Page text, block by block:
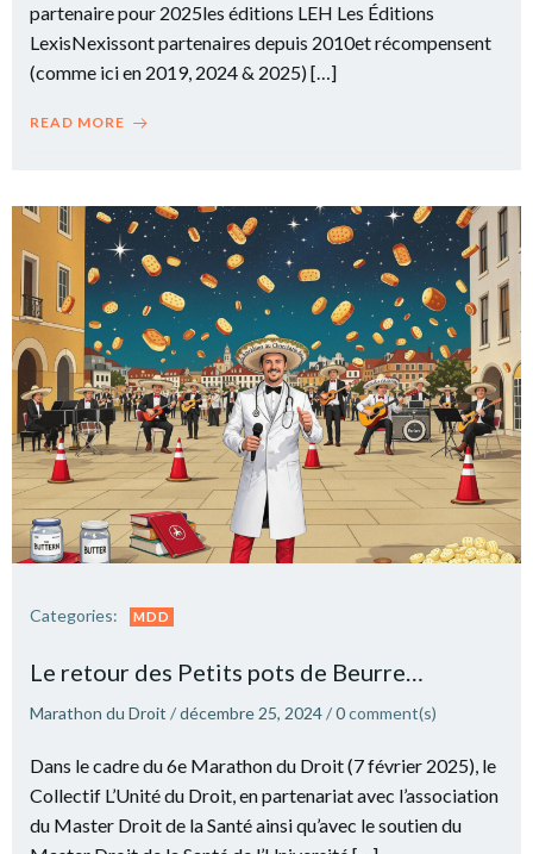
partenaire pour 2025les éditions LEH Les Éditions
LexisNexissont partenaires depuis 2010et récompensent
(comme ici en 2019, 2024 & 2025) […]
READ MORE
Categories: MDD
Le retour des Petits pots de Beurre…
Marathon du Droit /décembre 25, 2024/0comment(s)
Dans le cadre du 6e Marathon du Droit (7 février 2025), le
Collectif L’Unité du Droit, en partenariat avec l’association
du Master Droit de la Santé ainsi qu’avec le soutien du